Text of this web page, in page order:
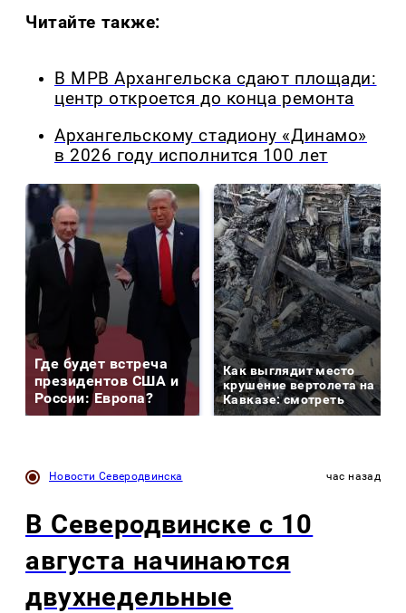
Читайте также:
В МРВ Архангельска сдают площади:
центр откроется до конца ремонта
Архангельскому стадиону «Динамо»
в 2026 году исполнится 100 лет
Где будет встреча
президентов США и
России: Европа?
Как выглядит место
крушение вертолета на
Кавказе: смотреть
Новости Северодвинска час назад
В Северодвинске с 10
августа начинаются
двухнедельные